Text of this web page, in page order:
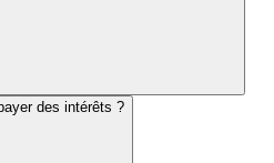
des intérêts ?